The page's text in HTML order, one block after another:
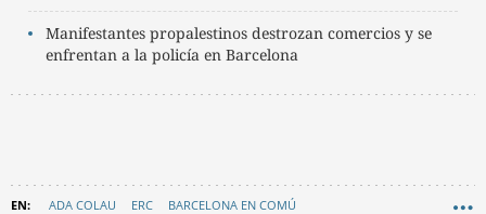
Manifestantes propalestinos destrozan comercios y se
enfrentan a la policía en Barcelona
ADA COLAU ERC BARCELONA EN COMÚ